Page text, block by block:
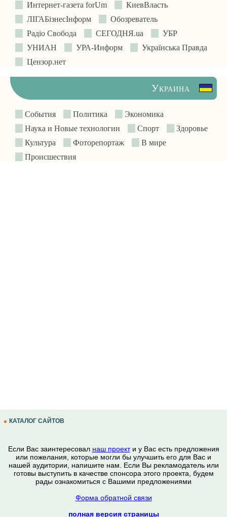
Интернет-газета forUm
КиевВласть
ЛIГАБiзнесIнформ
Обозреватель
Радіо Свобода
СЕГОДНЯ.ua
УБР
УНИАН
УРА-Информ
Українська Правда
Цензор.нет
Украина
События Политика
Экономика
Наука и Новые технологии
Спорт
Здоровье
Культура
Фоторепортаж
В мире
Происшествия
КАТАЛОГ САЙТОВ
Если Вас заинтересовал наш проекти у Вас есть предложения
или пожелания, которые могли бы улучшить его для Вас и
нашей аудитории, напишите нам. Если Вы рекламодатель или
готовы выступить в качестве спонсора этого проекта, будем
рады ознакомиться с Вашими предложениями
Форма обратной связи
полная версия страницы